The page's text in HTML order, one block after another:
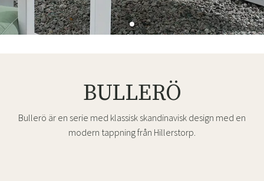
BULLERÖ
Bullerö är en serie med klassisk skandinavisk design med en
modern tappning från Hillerstorp.